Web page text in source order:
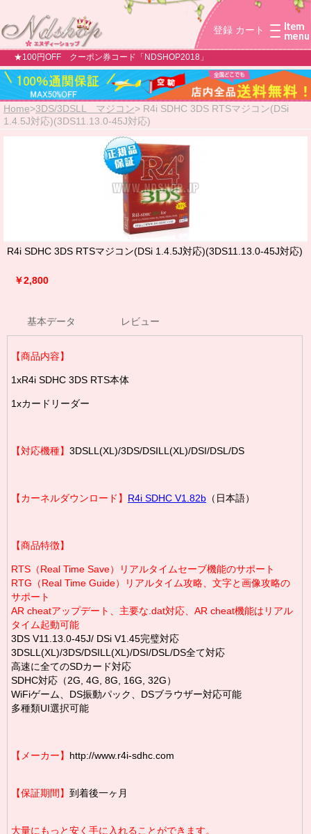
登録 カート
★100円OFF クーポン券コード「NDSHOP2018」
Home>3DS/3DSLL マジコン> R4i SDHC 3DS RTSマジコン(DSi
1.4.5J対応)(3DS11.13.0-45J対応)
R4i SDHC 3DS RTSマジコン(DSi 1.4.5J対応)(3DS11.13.0-45J対応)
￥2,800
基本データ レビュー
【商品内容】
1xR4i SDHC 3DS RTS本体
1xカードリーダー
【対応機種】 3DSLL(XL)/3DS/DSILL(XL)/DSI/DSL/DS
【カーネルダウンロード】 R4i SDHC V1.82b （日本語）
【商品特徴】
RTS（Real Time Save）リアルタイムセーブ機能のサポート
RTG（Real Time Guide）リアルタイム攻略、文字と画像攻略の
サポート
AR cheatアップデート、主要な.dat対応、AR cheat機能はリアル
タイム起動可能
3DS V11.13.0-45J/ DSi V1.45完璧対応
3DSLL(XL)/3DS/DSILL(XL)/DSI/DSL/DS全て対応
高速に全てのSDカード対応
SDHC対応（2G, 4G, 8G, 16G, 32G）
WiFiゲーム、DS振動パック、DSブラウザー対応可能
多種類UI選択可能
【メーカー】 http://www.r4i-sdhc.com
【保証期間】 到着後一ヶ月
大量にもっと安く手に入れることができます。